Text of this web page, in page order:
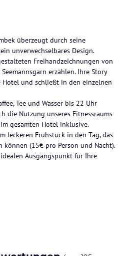
überzeugt durch seine
unverwechselbares Design.
Freihandzeichnungen von
erzählen. Ihre Story
Hotel und schließt in den einzelnen
Tee und Wasser bis 22 Uhr
die Nutzung unseres Fitnessraums
gesamten Hotel inklusive.
leckeren Frühstück in den Tag, das
können (15€ pro Person und Nacht).
Ausgangspunkt für Ihre
Bahn-Haltestelle erreichen Sie vom